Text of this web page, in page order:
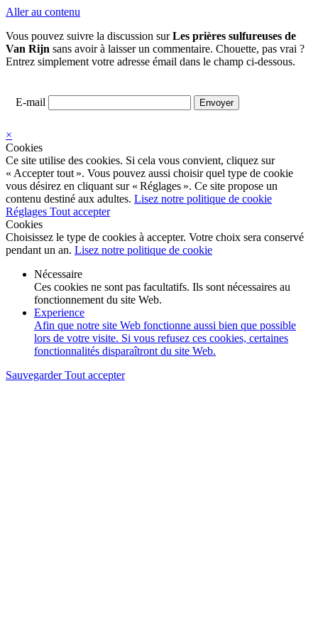
Aller au contenu
Vous pouvez suivre la discussion surLes prières sulfureuses de
Van Rijn sans avoir à laisser un commentaire. Chouette, pas vrai ?
Entrez simplement votre adresse émail dans le champ ci-dessous.
E-mail
×
Cookies
Ce site utilise des cookies. Si cela vous convient, cliquez sur
« Accepter tout ». Vous pouvez aussi choisir quel type de cookie
vous désirez en cliquant sur « Réglages ». Ce site propose un
contenu destiné aux adultes. Lisez notre politique de cookie
Réglages Tout accepter
Cookies
Choisissez le type de cookies à accepter. Votre choix sera conservé
pendant un an. Lisez notre politique de cookie
Nécessaire
Ces cookies ne sont pas facultatifs. Ils sont nécessaires au
fonctionnement du site Web.
Experience
Afin que notre site Web fonctionne aussi bien que possible
lors de votre visite. Si vous refusez ces cookies, certaines
fonctionnalités disparaîtront du site Web.
SauvegarderTout accepter